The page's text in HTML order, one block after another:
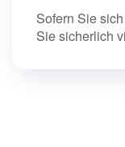
Sofern Sie
Sie sicherlich